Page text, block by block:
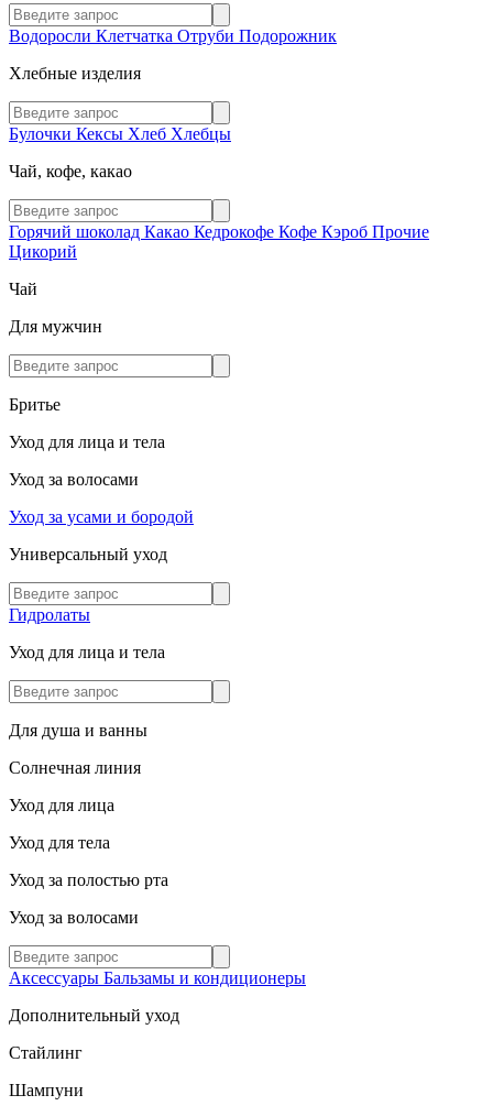
Водоросли Клетчатка Отруби Подорожник
Хлебные изделия
Булочки Кексы Хлеб Хлебцы
Чай, кофе, какао
Горячий шоколад Какао Кедрокофе Кофе Кэроб Прочие
Цикорий
Чай
Для мужчин
Бритье
Уход для лица и тела
Уход за волосами
Уход за усами и бородой
Универсальный уход
Гидролаты
Уход для лица и тела
Для душа и ванны
Солнечная линия
Уход для лица
Уход для тела
Уход за полостью рта
Уход за волосами
Аксессуары Бальзамы и кондиционеры
Дополнительный уход
Стайлинг
Шампуни